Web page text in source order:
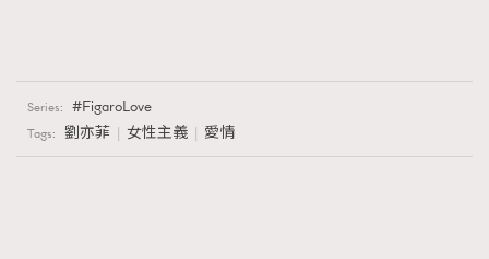
Series: FigaroLove
Tags: 劉亦菲 女性主義 愛情